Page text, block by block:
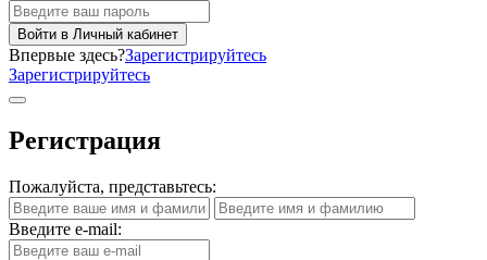
Войти в Личный кабинет
Впервые здесь?Зарегистрируйтесь
Зарегистрируйтесь
Регистрация
Пожалуйста, представьтесь:
Введите e-mail: